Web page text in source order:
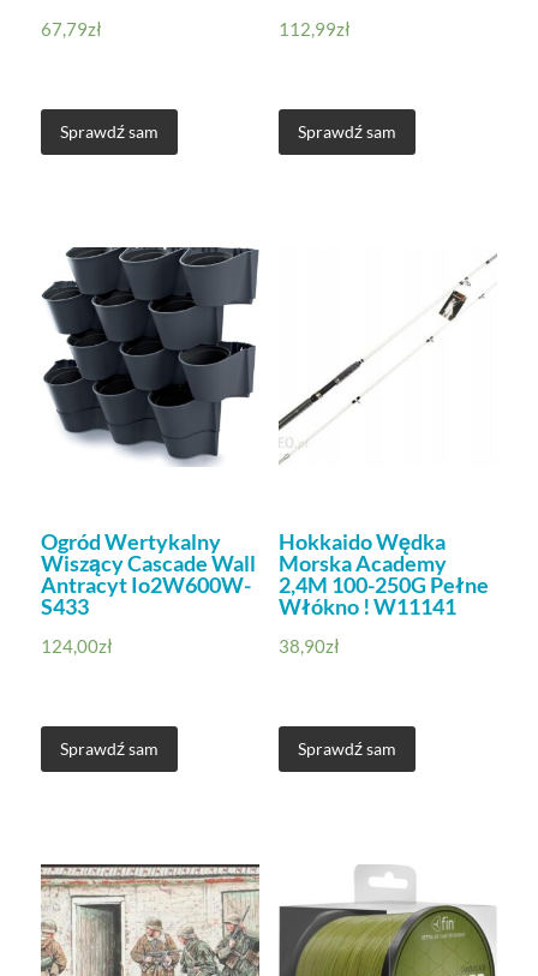
67,79zł
Sprawdź sam
112,99zł
Sprawdź sam
Ogród Wertykalny
Wiszący Cascade Wall
Antracyt Io2W600W-
S433
124,00zł
Sprawdź sam
Hokkaido Wędka
Morska Academy
2,4M 100-250G Pełne
Włókno ! W11141
38,90zł
Sprawdź sam